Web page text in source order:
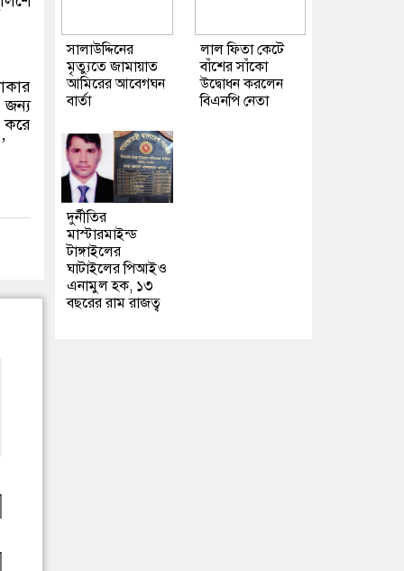
জন্য
করে
সালাউদ্দিনের
মৃত্যুতে জামায়াত
আমিরের আবেগঘন
বার্তা
লাল ফিতা কেটে
বাঁশের সাঁকো
উদ্বোধন করলেন
বিএনপি নেতা
দুর্নীতির
মাস্টারমাইন্ড
টাঙ্গাইলের
ঘাটাইলের পিআইও
এনামুল হক, ১৩
বছরের রাম রাজত্ব